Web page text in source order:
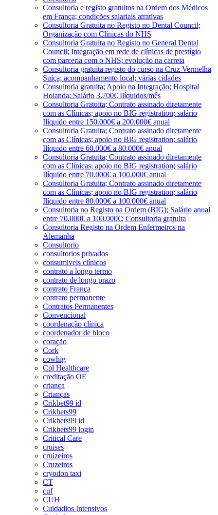
Consultoria e registo gratuitos na Ordem dos Médicos
em França; condições salariais atrativas
Consultoria Gratuita no Registo no Dental Council;
Organização com Clínicas do NHS
Consultoria Gratuita no Registo no General Dental
Council; Integração em rede de clínicas de prestígio
com parceria com o NHS; evolução na carreia
Consultoria gratuita registo do curso na Cruz Vermelha
Suíça; acompanhamento local; várias cidades
Consultoria gratuita; Apoio na Integração; Hospital
Holanda; Salário 3.700€ Ilíquidos/mês
Consultoria Gratuita; Contrato assinado diretamente
com as Clínicas; apoio no BIG registration; salário
Ilíquido entre 150.000€ a 200.000€ anual
Consultoria Gratuita; Contrato assinado diretamente
com as Clínicas; apoio no BIG registration; salário
Ilíquido entre 60.000€ a 80.000€ anual
Consultoria Gratuita; Contrato assinado diretamente
com as Clínicas; apoio no BIG registration; salário
Ilíquido entre 70.000€ a 100.000€ anual
Consultoria Gratuita; Contrato assinado diretamente
com as Clínicas; apoio no BIG registration; salário
Ilíquido entre 80.000€ a 100.000€ anual
Consultoria no Registo na Ordem (BIG); Salário anual
entre 70.000€ a 100.000€; Consultoria gratuita
Consultoria Registo na Ordem Enfermeiros na
Alemanha
Consultorio
consultorios privados
consumiveis clínicos
contrato a longo termo
contrato de longo prazo
contrato França
contrato permanente
Contratos Permanentes
Convencional
coordenação clínica
coordenador de bloco
coração
Cork
cowhig
Cpl Healthcare
creditação OE
criança
Crianças
Crikbet99 id
Crikbets99
Crikbets99 id
Crikbets99 login
Critical Care
cruises
cruizeiros
Cruzeiros
cryodon taxi
CT
cuf
CUH
Cuidadios Intensivos